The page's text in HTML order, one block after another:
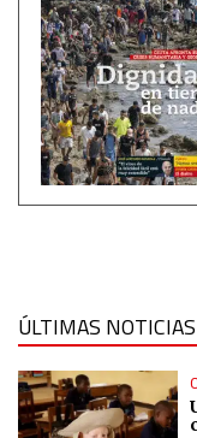
ÚLTIMAS NOTICIAS